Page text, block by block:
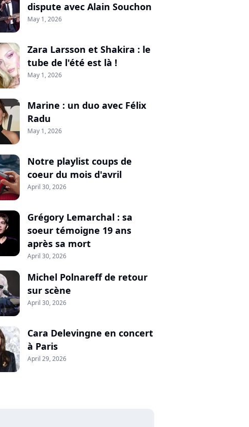
dispute avec Alain Souchon
May 1, 2026
Zara Larsson et Shakira : le
tube de l'été est là !
May 1, 2026
Marine : un duo avec Félix
Radu
May 1, 2026
Notre playlist coups de
coeur du mois d'avril
April 30, 2026
Grégory Lemarchal : sa
soeur témoigne 19 ans
après sa mort
April 30, 2026
Michel Polnareff de retour
sur scène
April 30, 2026
Cara Delevingne en concert
à Paris
April 29, 2026